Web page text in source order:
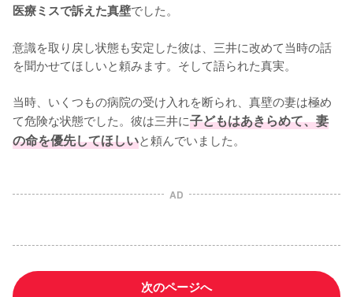
医療ミスで訴えた真壁でした。
意識を取り戻し状態も安定した彼は、三井に改めて当時の話
を聞かせてほしいと頼みます。そして語られた真実。
当時、いくつもの病院の受け入れを断られ、真壁の妻は極め
て危険な状態でした。彼は三井に子どもはあきらめて、妻
の命を優先してほしいと頼んでいました。
AD
次のページへ